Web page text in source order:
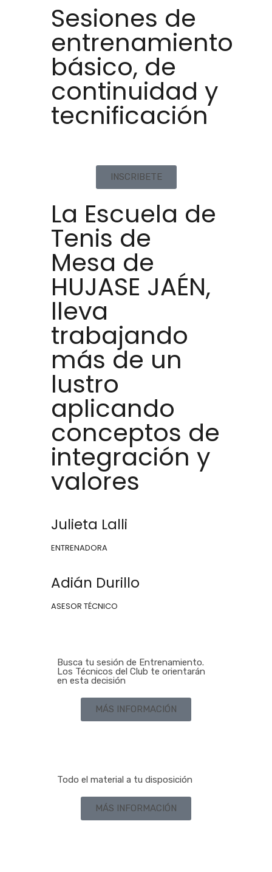
Sesiones de
entrenamiento
básico, de
continuidad y
tecnificación
INSCRIBETE
La Escuela de
Tenis de
Mesa de
HUJASE JAÉN,
lleva
trabajando
más de un
lustro
aplicando
conceptos de
integración y
valores
Julieta Lalli
ENTRENADORA
Adián Durillo
ASESOR TÉCNICO
Busca tu sesión de Entrenamiento.
Los Técnicos del Club te orientarán
en esta decisión
MÁS INFORMACIÓN
Todo el material a tu disposición
MÁS INFORMACIÓN